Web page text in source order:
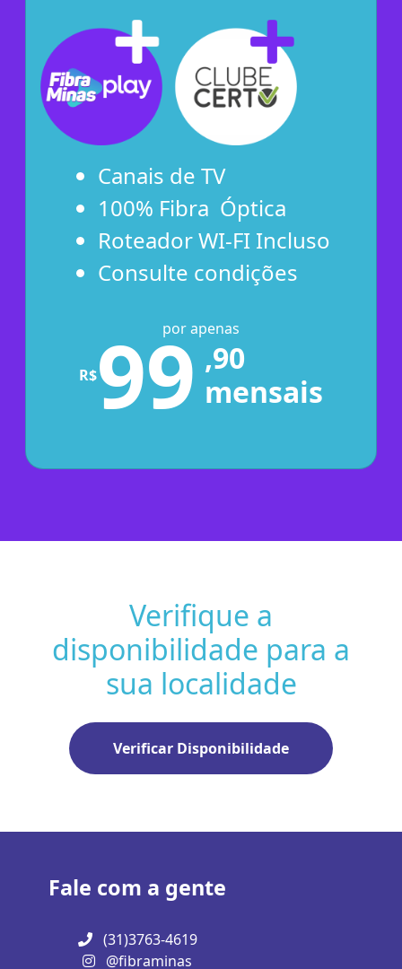
Canais de TV
100% Fibra Óptica
Roteador WI-FI Incluso
Consulte condições
por apenas
R$99 ,90
mensais
Verifique a
disponibilidade para a
sua localidade
Verificar Disponibilidade
Fale com a gente
(31)3763-4619
@fibraminas